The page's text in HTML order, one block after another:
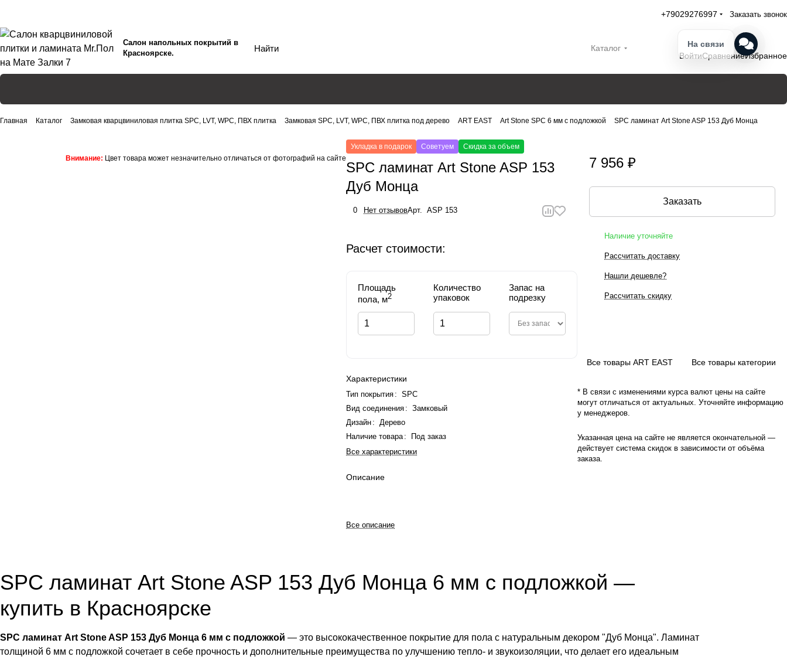
+79029276997 Заказать звонок
Салон напольных покрытий в
Красноярске.
Каталог
ВойтиСравнениеИзбранное
Главная Каталог Замковая кварцвиниловая плитка SPC, LVT, WPC, ПВХ плитка Замковая SPC, LVT, WPC, ПВХ плитка под дерево ART EAST Art Stone SPC 6 мм с подложкой SPC ламинат Art Stone ASP 153 Дуб Монца
Внимание: Цвет товара может незначительно отличаться от фотографий на сайте
Укладка в подарок Советуем Скидка за объем
SPC ламинат Art Stone ASP 153
Дуб Монца
0 Нет отзывовАрт. ASP 153
Расчет стоимости:
Площадь
пола, м2
Количество
упаковок
Запас на
подрезку
Характеристики
Тип покрытия:
SPC
Вид соединения:
Замковый
Дизайн:
Дерево
Наличие товара:
Под заказ
Все характеристики
Описание
Все описание
7 956 ₽
Заказать
Наличие уточняйте
Рассчитать доставку
Нашли дешевле?
Рассчитать скидку
Все товары ART EAST Все товары категории
* В связи с изменениями курса валют цены на сайте
могут отличаться от актуальных. Уточняйте информацию
у менеджеров.
Указанная цена на сайте не является окончательной —
действует система скидок в зависимости от объёма
заказа.
SPC ламинат Art Stone ASP 153 Дуб Монца 6 мм с подложкой —
купить в Красноярске
SPC ламинат Art Stone ASP 153 Дуб Монца 6 мм с подложкой — это высококачественное покрытие для пола с натуральным декором "Дуб Монца". Ламинат
толщиной 6 мм с подложкой сочетает в себе прочность и дополнительные преимущества по улучшению тепло- и звукоизоляции, что делает его идеальным
На связи